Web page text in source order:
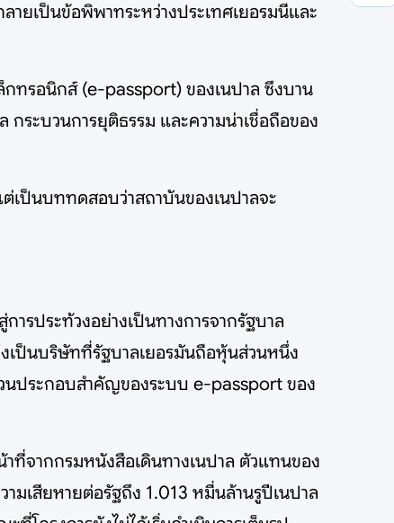
ายเป็นข้อพิพาทระหว่างประเทศเยอรมนีและ
กทรอนิกส์ (e-passport) ของเนปาล ซึงบาน
ระบวนการยุติธรรม และความน่าเชื่อถือของ
เป็นบททดสอบว่าสถาบันของเนปาลจะ
ารประท้วงอย่างเป็นทางการจากรัฐบาล
เป็นบริษัทที่รัฐบาลเยอรมันถือหุ้นส่วนหนึ่ง
วนประกอบสำคัญของระบบ e-passport ของ
ที่จากกรมหนังสือเดินทางเนปาล ตัวแทนของ
มเสียหายต่อรัฐถึง 1.013 หมื่นล้านรูปีเนปาล